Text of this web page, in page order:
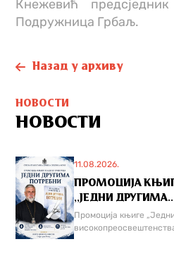
Кнежевић
Подружница Грбаљ.
Назад у архиву
НОВОСТИ
НОВОСТИ
11.08.2026.
ПРОМОЦИЈА
,,ЈЕДНИ
Промоција књиге